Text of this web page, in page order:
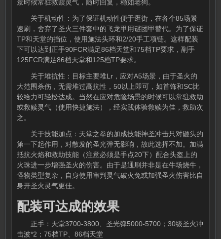
景时候常驻救赎灵气，随时回复，稳如老狗。
关于机动性：为了保证机动性便于逛街，在各个85场景
速刷，舍弃了圣火三件套中的飞龙甲用谜团甲替代。为了保证
TP和天堂的挡位，使用施法头环和2/20手工项链。这样配装
下可以达到正手90FCR满足86档天堂和75档TP要求，副手
125FCR满足86档天堂和125档TP要求。
关于堆抗性：目标主要堆Lr，应对A5场景，由于圣火的
大范围杀伤，无需堆过高抗性，50以上即可，如首饰和SC比
较给力可轻松达成。当然在应对危险场景的时候可以常驻救助
或救赎灵气（使用快捷施法），经实践体验救赎为佳，救助次
之。
关于技能加点：天堂之拳的加成技能神圣冲击只对砸头的
第一下起作用，对散发的圣光弹无影响，故此选择不加。加满
抵抗火焰和救助技能（注意必须是手点20下）配合头盔上的
火珠进一步增强圣火的伤害。由于是通刷并非是在牛场烧牛，
怪物类型复杂，自身使用审判灵气破火免或加强圣火伤害比自
身开圣火灵气更佳。
配装可达成的效果
正手：天堂3700-3800、圣光弹5000-5700；30级圣火冲
击波*2；75档TP、86档天堂